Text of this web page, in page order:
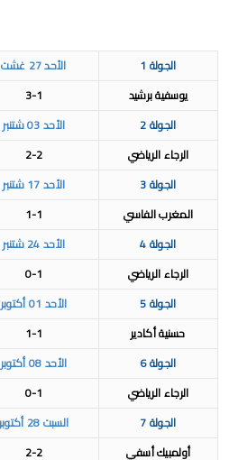
الجولة 1
الأحد 27 غشت
يوسفية برشيد
3-1
الجولة 2
الأحد 03 شتنبر
الرجاء الرياضي
2-2
الجولة 3
الأحد 17 شتنبر
المغرب الفاسي
1-1
الجولة 4
الأحد 24 شتنبر
الرجاء الرياضي
0-1
الجولة 5
الأحد 01 أكتوبر
حسنية أكادير
1-1
الجولة 6
الأحد 08 أكتوبر
الرجاء الرياضي
0-1
الجولة 7
السبت 28 أكتوبر
أولمبيك أسفي
2-2